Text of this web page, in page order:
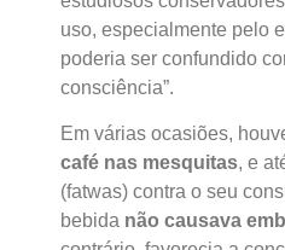
uso, especialmente pelo
poderia ser confundido
consciência”.
Em várias ocasiões,
café nas mesquitas, e
(fatwas) contra o seu
bebida não causava